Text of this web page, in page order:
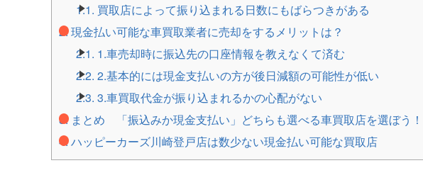
1.1. 買取店によって振り込まれる日数にもばらつきがある
2.現金払い可能な車買取業者に売却をするメリットは？
2.1. 1.車売却時に振込先の口座情報を教えなくて済む
2.2. 2.基本的には現金支払いの方が後日減額の可能性が低い
2.3. 3.車買取代金が振り込まれるかの心配がない
3.まとめ 「振込みか現金支払い」どちらも選べる車買取店を選ぼう！
4.ハッピーカーズ川崎登戸店は数少ない現金払い可能な買取店